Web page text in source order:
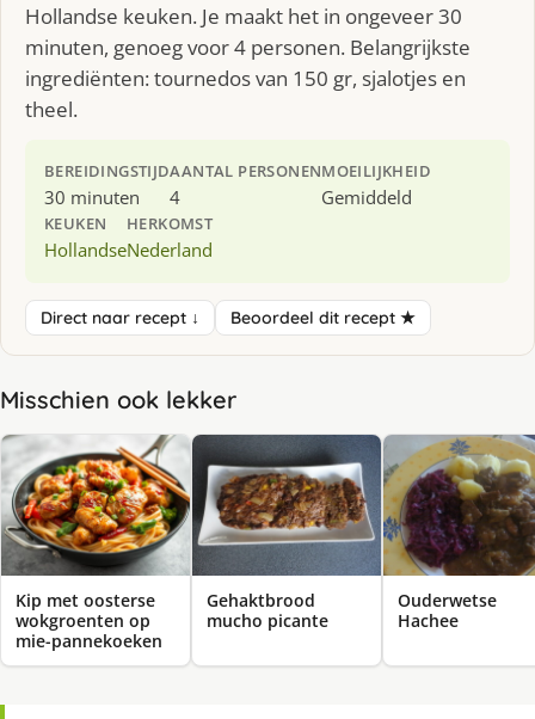
Hollandse keuken. Je maakt het in ongeveer 30
minuten, genoeg voor 4 personen. Belangrijkste
ingrediënten: tournedos van 150 gr, sjalotjes en
theel.
BEREIDINGSTIJD
30 minuten
AANTAL PERSONEN
4
MOEILIJKHEID
Gemiddeld
KEUKEN
Hollandse
HERKOMST
Nederland
Direct naar recept ↓ Beoordeel dit recept ★
Misschien ook lekker
Kip met oosterse
wokgroenten op
mie-pannekoeken
Gehaktbrood
mucho picante
Ouderwetse
Hachee